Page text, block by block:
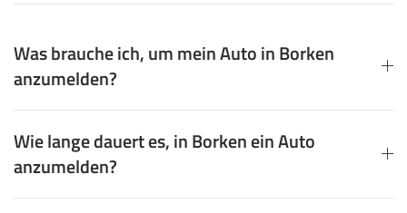
Was brauche ich, um mein Auto in Borken
anzumelden?
Wie lange dauert es, in Borken ein Auto
anzumelden?